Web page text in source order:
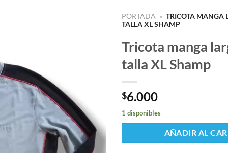
PORTADA » TRICOTA MANGA
TALLA XL SHAMP
Tricota manga
talla XL Shamp
$6.000
1 disponibles
AÑADIR AL